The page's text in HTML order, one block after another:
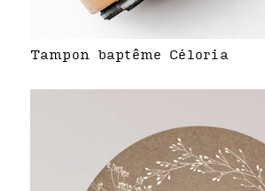
Tampon baptême Céloria